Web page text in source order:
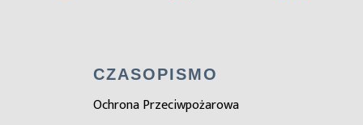
CZASOPISMO
Ochrona Przeciwpożarowa